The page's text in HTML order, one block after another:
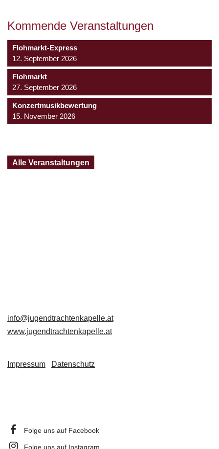
Kommende Veranstaltungen
Flohmarkt-Express
12. September 2026
Flohmarkt
27. September 2026
Konzertmusikbewertung
15. November 2026
Alle Veranstaltungen
info@jugendtrachtenkapelle.at
www.jugendtrachtenkapelle.at
Impressum Datenschutz
Folge uns auf Facebook
Folge uns auf Instagram